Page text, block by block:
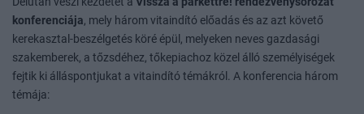
konferenciája, mely három vitaindító előadás és az azt követő
kerekasztal-beszélgetés köré épül, melyeken neves gazdasági
szakemberek, a tőzsdéhez, tőkepiachoz közel álló személyiségek
fejtik ki álláspontjukat a vitaindító témákról. A konferencia három
témája: